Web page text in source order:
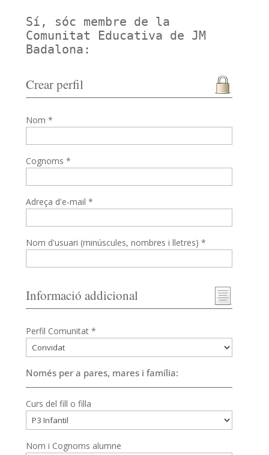
Sí, sóc membre de la
Comunitat Educativa de JM
Badalona:
Crear perfil
Nom *
Cognoms *
Adreça d'e-mail *
Nom d'usuari (minúscules, nombres i lletres) *
Informació addicional
Perfil Comunitat *
Només per a pares, mares i família:
Curs del fill o filla
Nom i Cognoms alumne